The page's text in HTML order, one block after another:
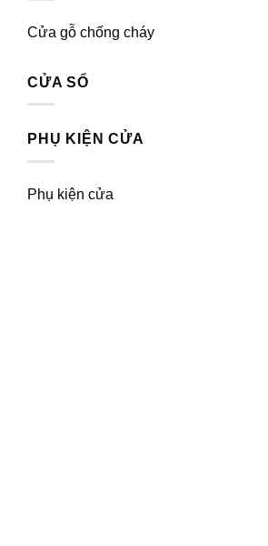
Cửa gỗ chống cháy
CỬA SỔ
PHỤ KIỆN CỬA
Phụ kiện cửa